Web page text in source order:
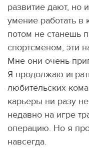
развитие дают, но
умение работать в
потом не станешь
спортсменом, эти
Мне они очень
Я продолжаю
любительских
карьеры ни разу
недавно на игре
операцию. Но я
навсегда.